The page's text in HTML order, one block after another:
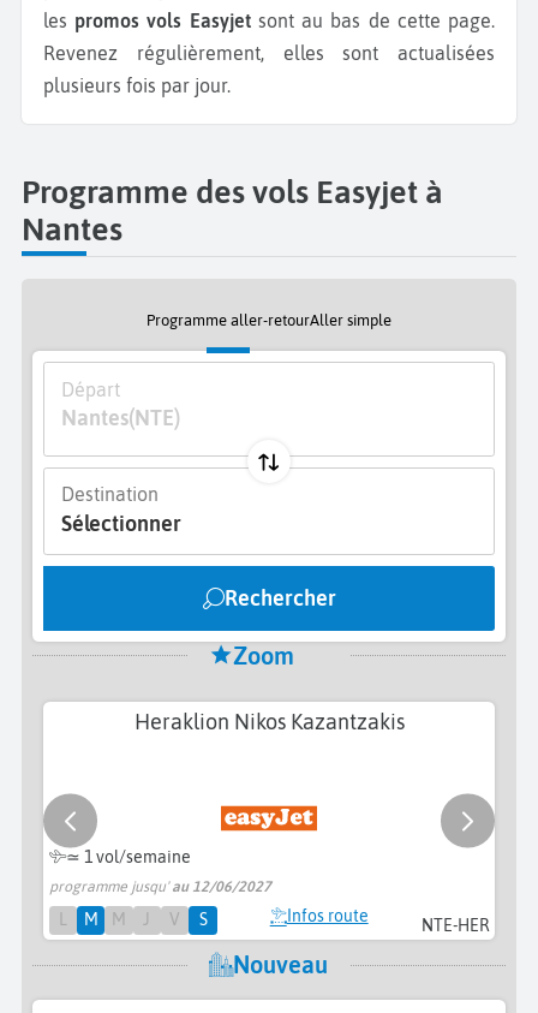
les promos vols Easyjetsont au bas de cette page.
Revenez régulièrement, elles sont actualisées
plusieurs fois par jour.
Programme des vols Easyjet à
Nantes
Programme aller-retourAller simple
Départ
Nantes(NTE)
Destination
Sélectionner
Rechercher
Zoom
NTE-HER
Heraklion Nikos Kazantzakis
≃ 1 vol/semaine
programme jusqu'au 12/06/2027
L M M J V S Infos route
Nouveau